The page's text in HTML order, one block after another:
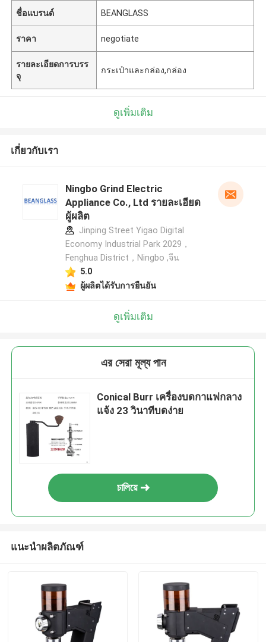
ชื่อแบรนด์ BEANGLASS
ราคา negotiate
รายละเอียดการบรร
จุ
กระเป๋าและกล่อง,กล่อง
ดูเพิ่มเติม
เกี่ยวกับเรา
Ningbo Grind Electric
Appliance Co., Ltd รายละเอียด
ผู้ผลิต
Jinping Street Yigao Digital
Economy Industrial Park 2029，
Fenghua District，Ningbo ,จีน
5.0
ผู้ผลิตได้รับการยืนยัน
ดูเพิ่มเติม
এর সেরা মূল্য পান
Conical Burr เครื่องบดกาแฟกลาง
แจ้ง 23 วินาทีบดง่าย
চালিয়ে
แนะนำผลิตภัณฑ์